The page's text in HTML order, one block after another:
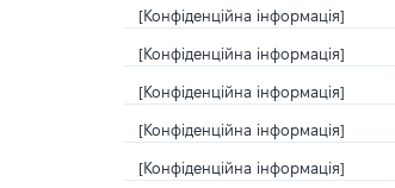
[Конфіденційна інформація]
[Конфіденційна інформація]
[Конфіденційна інформація]
[Конфіденційна інформація]
[Конфіденційна інформація]